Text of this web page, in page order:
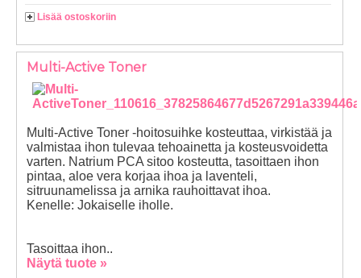
Lisää ostoskoriin
Multi-Active Toner
Multi-Active Toner -hoitosuihke kosteuttaa, virkistää ja
valmistaa ihon tulevaa tehoainetta ja kosteusvoidetta
varten. Natrium PCA sitoo kosteutta, tasoittaen ihon
pintaa, aloe vera korjaa ihoa ja laventeli,
sitruunamelissa ja arnika rauhoittavat ihoa.
Kenelle: Jokaiselle iholle.
Tasoittaa ihon..
Näytä tuote »